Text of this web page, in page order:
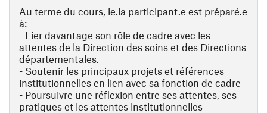
Au terme du cours, le.la participant.e est préparé.e
à:
- Lier davantage son rôle de cadre avec les
attentes de la Direction des soins et des Directions
départementales.
- Soutenir les principaux projets et références
institutionnelles en lien avec sa fonction de cadre
- Poursuivre une réflexion entre ses attentes, ses
pratiques et les attentes institutionnelles